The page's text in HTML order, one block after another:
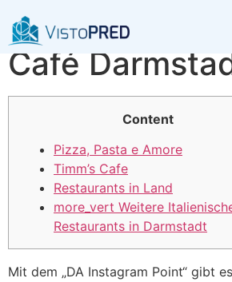
La Piazza
Café
Content
Pizza, Pasta e Amore
Timm’s Cafe
Restaurants in Land
more_vert Weitere
Restaurants in Darmstadt
Mit dem „DA Instagram Point“ gibt